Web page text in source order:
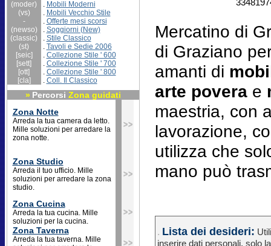
(moder)
. Mobili Moderni
(vs)
. Mobili Vecchio Stile
-
. Offerte mesi scorsi
(newso)
. Soggiorni (New)
(classic)
. Stile Classico
(st)
. Tavoli e Sedie 2006
[seic]
. Collezione Stile ' 600
[sett]
. Collezione Stile ' 700
[ott]
. Collezione Stile ' 800
[cla]
. Coll. Il Classico
» Percorsi Zona guidati
Zona Notte
Arreda la tua camera da letto.
Mille soluzioni per arredare la
zona notte.
Zona Studio
Arreda il tuo ufficio. Mille
soluzioni per arredare la zona
studio.
Zona Cucina
Arreda la tua cucina. Mille
soluzioni per la cucina.
Zona Taverna
Arreda la tua taverna. Mille
Mercatino di
di Graziano
amanti di
arte povera e
maestria, con
lavorazione,
utilizza che
mano può
. Lista dei desideri:
inserire dati personali, solo